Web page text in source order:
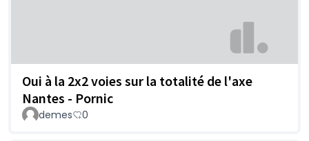
Oui à la 2x2 voies sur la totalité de l'axe
Nantes - Pornic
demes 0